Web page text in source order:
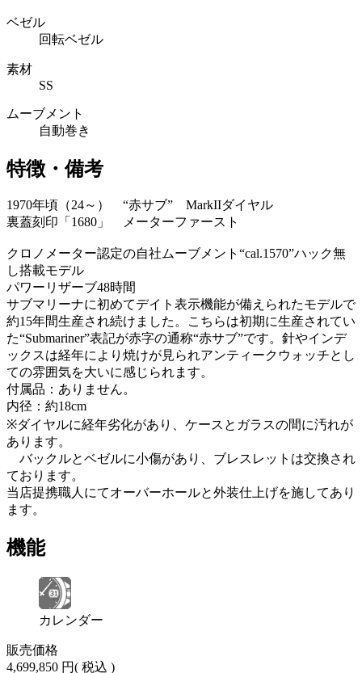
ベゼル
回転ベゼル
素材
SS
ムーブメント
自動巻き
特徴・備考
1970年頃（24～） “赤サブ” MarkIIダイヤル
裏蓋刻印「1680」 メーターファースト
クロノメーター認定の自社ムーブメント“cal.1570”ハック無
し搭載モデル
パワーリザーブ48時間
サブマリーナに初めてデイト表示機能が備えられたモデルで
約15年間生産され続けました。こちらは初期に生産されてい
た“Submariner”表記が赤字の通称“赤サブ”です。針やインデ
ックスは経年により焼けが見られアンティークウォッチとし
ての雰囲気を大いに感じられます。
付属品：ありません。
内径：約18cm
※ダイヤルに経年劣化があり、ケースとガラスの間に汚れが
あります。
バックルとベゼルに小傷があり、ブレスレットは交換され
ております。
当店提携職人にてオーバーホールと外装仕上げを施してあり
ます。
機能
カレンダー
販売価格
4,699,850 円( 税込 )